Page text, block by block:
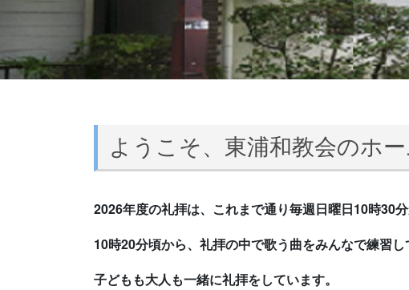
ようこそ、東浦和教会のホ
2026年度の礼拝は、これまで通り毎週日曜日10時30
10時20分頃から、礼拝の中で歌う曲をみんなで練習し
子どもも大人も一緒に礼拝をしています。